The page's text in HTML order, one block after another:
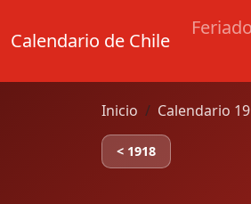
Calendario de Chile
Inicio Calendario
< 1918